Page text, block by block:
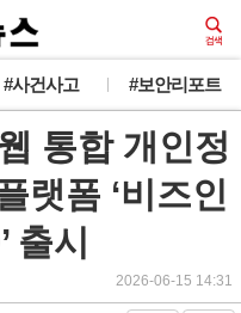
#사건사고 #보안리포트
통합 개인정
랫폼 ‘비즈인
출시
2026-06-15 14:31